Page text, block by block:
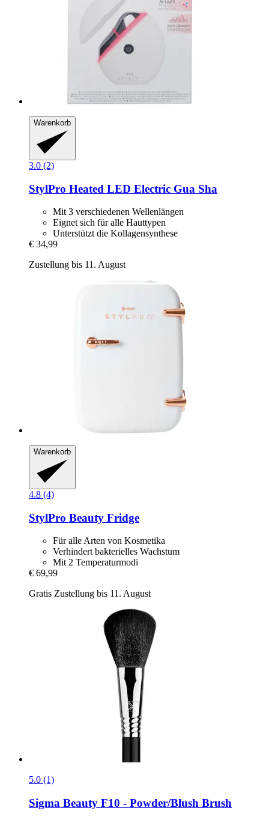
Warenkorb
3.0 (2)
StylPro Heated LED Electric Gua Sha
Mit 3 verschiedenen Wellenlängen
Eignet sich für alle Hauttypen
Unterstützt die Kollagensynthese
€ 34,99
Zustellung bis 11. August
Warenkorb
4.8 (4)
StylPro Beauty Fridge
Für alle Arten von Kosmetika
Verhindert bakterielles Wachstum
Mit 2 Temperaturmodi
€ 69,99
Gratis Zustellung bis 11. August
5.0 (1)
Sigma Beauty F10 -​ Powder/Blush Brush